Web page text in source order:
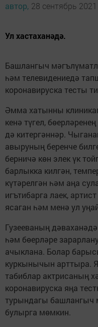
автор, 28 сентябрь
Ул хастаханәдә.
Башлангыч
һәм телевидениедә
коронавируска тесты
Әмма хатынны
кенә түгел,
дә китергәннәр.
авыруның беренче
берничә көн элек үк
барлыкка килгән,
күтәрелгән һәм аңа
игътибарга лаек,
ясаган һәм менә ул
Гузееваның
һәм бөерләре
ачыклана. Болар
куркынычын арттыра.
табиблар актрисаның
коронавируска яңа
турындагы башлангыч
булырга мөмкин.